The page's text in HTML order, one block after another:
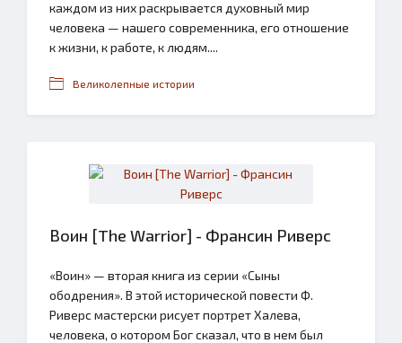
каждом из них раскрывается духовный мир
человека — нашего современника, его отношение
к жизни, к работе, к людям....
Великолепные истории
Воин [The Warrior] - Франсин Риверс
«Воин» — вторая книга из серии «Сыны
ободрения». В этой исторической повести Ф.
Риверс мастерски рисует портрет Халева,
человека, о котором Бог сказал, что в нем был